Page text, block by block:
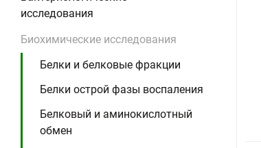
исследования
Биохимические исследования
Белки и белковые фракции
Белки острой фазы воспаления
Белковый и аминокислотный
обмен